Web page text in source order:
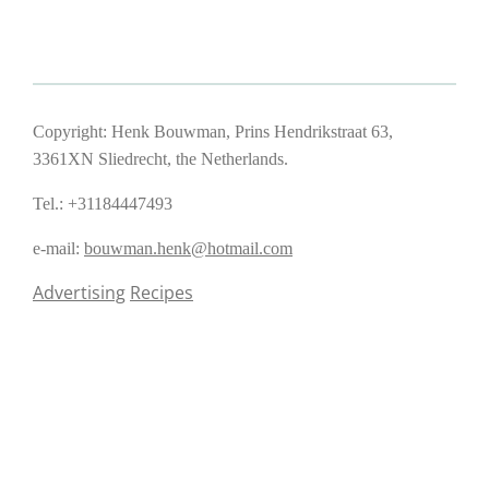
Copyright: Henk Bouwman, Prins Hendrikstraat 63,
3361XN Sliedrecht, the Netherlands.
Tel.: +31184447493
e-mail: bouwman.henk@hotmail.com
Advertising Recipes